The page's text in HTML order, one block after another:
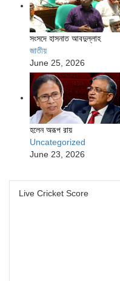
সংসদে হাসনাত আবদুল্লাহ
জাতীয়
June 25, 2026
হলেন অরূপ রায়
Uncategorized
June 23, 2026
Live Cricket Score